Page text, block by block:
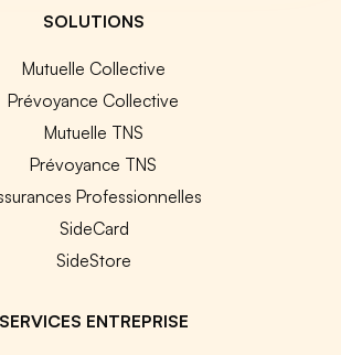
SOLUTIONS
Mutuelle Collective
Prévoyance Collective
Mutuelle TNS
Prévoyance TNS
Professionnelles
SideCard
SideStore
SERVICES ENTREPRISE